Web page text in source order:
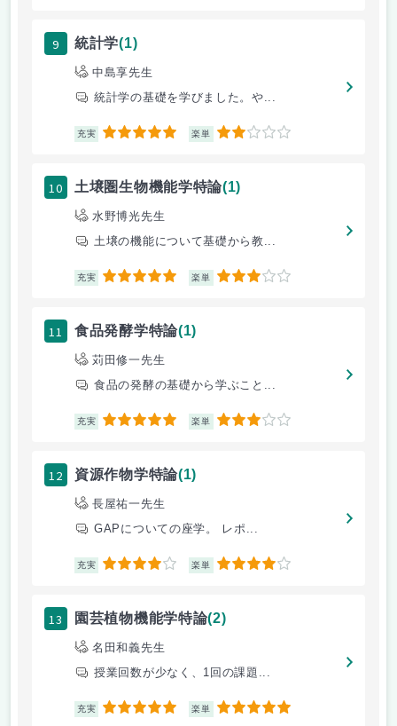
9 統計学(1)
中島享先生
統計学の基礎を学びました。や...
充実 5 楽単 2
10 土壌圏生物機能学特論(1)
水野博光先生
土壌の機能について基礎から教...
充実 5 楽単 3
11 食品発酵学特論(1)
苅田修一先生
食品の発酵の基礎から学ぶこと...
充実 5 楽単 3
12 資源作物学特論(1)
長屋祐一先生
GAPについての座学。 レポ...
充実 4 楽単 4
13 園芸植物機能学特論(2)
名田和義先生
授業回数が少なく、1回の課題...
充実 5 楽単 5